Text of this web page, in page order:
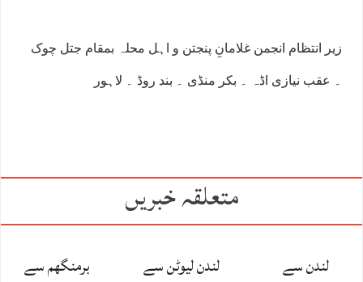
زیر انتظام انجمن غلامانِ پنجتن و اہل محلہ بمقام جتل چوک
۔ عقب نیازی اڈہ ۔ بکر منڈی ۔ بند روڈ ۔ لاہور
متعلقہ خبریں
لندن سے لندن لیوٹن سے برمنگھم سے